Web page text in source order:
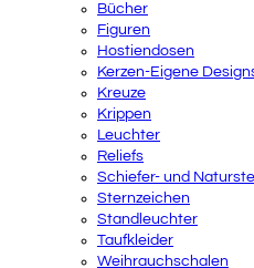
Bücher
Figuren
Hostiendosen
Kerzen-Eigene
Kreuze
Krippen
Leuchter
Reliefs
Schiefer- und
Sternzeichen
Standleuchter
Taufkleider
Weihrauchschalen